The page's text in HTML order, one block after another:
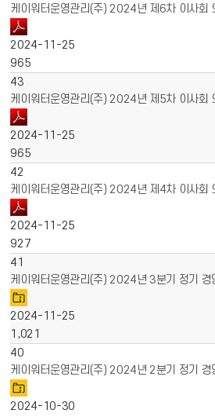
케이워터운영관리(주) 2024년 제6차 이사회
2024-11-25
965
43
케이워터운영관리(주) 2024년 제5차 이사회
2024-11-25
965
42
케이워터운영관리(주) 2024년 제4차 이사회
2024-11-25
927
41
케이워터운영관리(주) 2024년 3분기 정기 경
2024-11-25
1,021
40
케이워터운영관리(주) 2024년 2분기 정기 경
2024-10-30